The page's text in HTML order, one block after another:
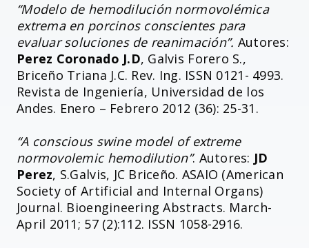
“Modelo de hemodilución normovolémica
extrema en porcinos conscientes para
evaluar soluciones de reanimación”. Autores:
Perez Coronado J.D, Galvis Forero S.,
Briceño Triana J.C. Rev. Ing. ISSN 0121- 4993.
Revista de Ingeniería, Universidad de los
Andes. Enero – Febrero 2012 (36): 25-31.
“A conscious swine model of extreme
normovolemic hemodilution”. Autores: JD
Perez, S.Galvis, JC Briceño. ASAIO (American
Society of Artificial and Internal Organs)
Journal. Bioengineering Abstracts. March-
April 2011; 57 (2):112. ISSN 1058-2916.